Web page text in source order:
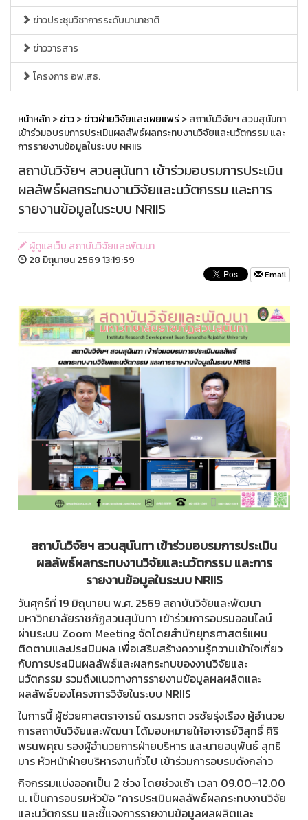
ข่าวประชุมวิชาการระดับนานาชาติ
ข่าววารสาร
โครงการ อพ.สธ.
หน้าหลัก>ข่าว>ข่าวฝ่ายวิจัยและเผยแพร่> สถาบันวิจัยฯ สวนสุนันทา
เข้าร่วมอบรมการประเมินผลลัพธ์ผลกระทบงานวิจัยและนวัตกรรม และ
การรายงานข้อมูลในระบบ NRIIS
สถาบันวิจัยฯ สวนสุนันทา เข้าร่วมอบรมการประเมิน
ผลลัพธ์ผลกระทบงานวิจัยและนวัตกรรม และการ
รายงานข้อมูลในระบบ NRIIS
ผู้ดูแลเว็บ สถาบันวิจัยและพัฒนา
28 มิถุนายน 2569 13:19:59
Email
สถาบันวิจัยฯ สวนสุนันทา เข้าร่วมอบรมการประเมิน
ผลลัพธ์ผลกระทบงานวิจัยและนวัตกรรม และการ
รายงานข้อมูลในระบบ NRIIS
วันศุกร์ที่ 19 มิถุนายน พ.ศ. 2569 สถาบันวิจัยและพัฒนา
มหาวิทยาลัยราชภัฏสวนสุนันทา เข้าร่วมการอบรมออนไลน์
ผ่านระบบ Zoom Meeting จัดโดยสำนักยุทธศาสตร์แผน
ติดตามและประเมินผล เพื่อเสริมสร้างความรู้ความเข้าใจเกี่ยว
กับการประเมินผลลัพธ์และผลกระทบของงานวิจัยและ
นวัตกรรม รวมถึงแนวทางการรายงานข้อมูลผลผลิตและ
ผลลัพธ์ของโครงการวิจัยในระบบ NRIIS
ในการนี้ ผู้ช่วยศาสตราจารย์ ดร.มรกต วรชัยรุ่งเรือง ผู้อำนวย
การสถาบันวิจัยและพัฒนา ได้มอบหมายให้อาจารย์วิสุทธิ์ ศิริ
พรนพคุณ รองผู้อำนวยการฝ่ายบริหาร และนายอนุพันธ์ สุทธิ
มาร หัวหน้าฝ่ายบริหารงานทั่วไป เข้าร่วมการอบรมดังกล่าว
กิจกรรมแบ่งออกเป็น 2 ช่วง โดยช่วงเช้า เวลา 09.00–12.00
น. เป็นการอบรมหัวข้อ “การประเมินผลลัพธ์ผลกระทบงานวิจัย
และนวัตกรรม และชี้แจงการรายงานข้อมูลผลผลิตและ